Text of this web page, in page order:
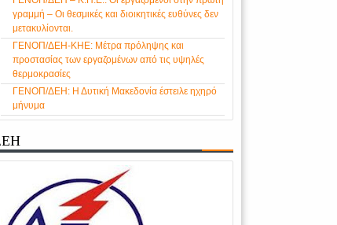
γραμμή – Οι θεσμικές και διοικητικές ευθύνες δεν
μετακυλίονται.
ΓΕΝΟΠ/ΔΕΗ-ΚΗΕ: Μέτρα πρόληψης και
προστασίας των εργαζομένων από τις υψηλές
θερμοκρασίες
ΓΕΝΟΠ/ΔΕΗ: Η Δυτική Μακεδονία έστειλε ηχηρό
μήνυμα